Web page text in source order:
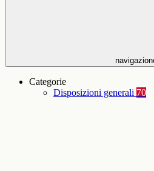
Categorie
Disposizioni generali 70